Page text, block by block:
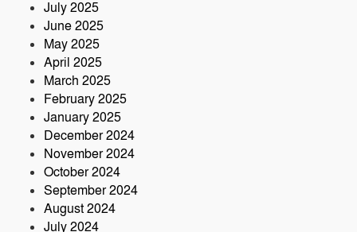
July 2025
June 2025
May 2025
April 2025
March 2025
February 2025
January 2025
December 2024
November 2024
October 2024
September 2024
August 2024
July 2024